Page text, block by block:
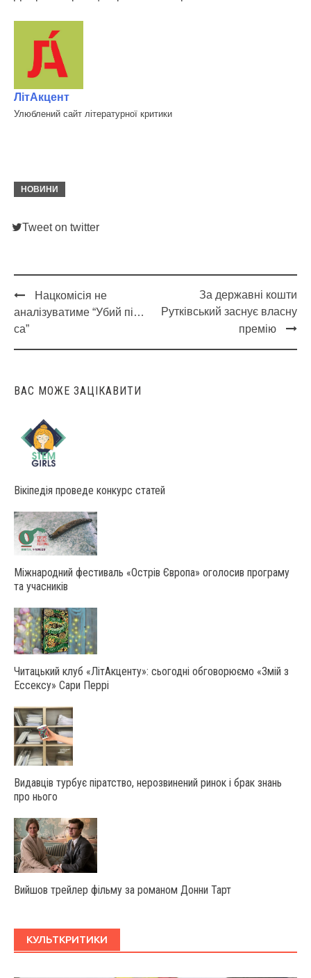
ЛітАкцент
Улюблений сайт літературної критики
НОВИНИ
Tweet on twitter
Post
navigation
Нацкомісія не
аналізуватиме “Убий пі…
са”
За державні кошти
Рутківський заснує власну
премію
ВАС МОЖЕ ЗАЦІКАВИТИ
Вікіпедія проведе конкурс статей
Міжнародний фестиваль «Острів Європа» оголосив програму
та учасників
Читацький клуб «ЛітАкценту»: сьогодні обговорюємо «Змій з
Ессексу» Сари Перрі
Видавців турбує піратство, нерозвинений ринок і брак знань
про нього
Вийшов трейлер фільму за романом Донни Тарт
КУЛЬТКРИТИКИ